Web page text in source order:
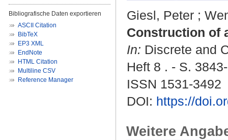
Bibliografische Daten exportieren
ASCII Citation
BibTeX
EP3 XML
EndNote
HTML Citation
Multiline CSV
Reference Manager
Giesl, Peter ;
Construction of
In: Discrete and
Heft 8 . - S.
ISSN 1531-3492
DOI: https://
Weitere